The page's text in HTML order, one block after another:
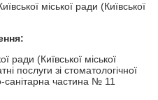
міської ради (Київської
(Київської міської
послуги зі стоматологічної
санітарна частина № 11